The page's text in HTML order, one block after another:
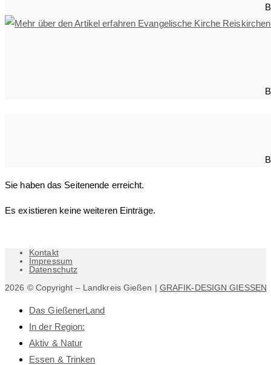
Sie haben das Seitenende erreicht.
Es existieren keine weiteren Einträge.
Kontakt
Impressum
Datenschutz
2026 © Copyright – Landkreis Gießen | GRAFIK-DESIGN GIESSEN
Das GießenerLand
In der Region:
Aktiv & Natur
Essen & Trinken